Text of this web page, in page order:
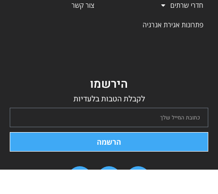
חדרי שרתים
פתרונות אגירת אנרגיה
צור קשר
הירשמו
לקבלת הטבות בלעדיות
הרשמה